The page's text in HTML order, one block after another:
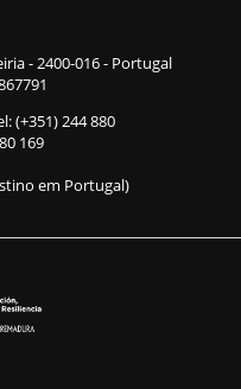
- 2400-016 - Portugal
(+351) 244 880
169
em Portugal)